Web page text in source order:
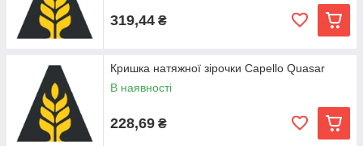
319,44 ₴
Кришка натяжної зірочки Capello Quasar
В наявності
228,69 ₴